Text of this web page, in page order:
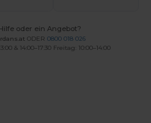
oder ein Angebot?
ODER0800 018 026
& 14:00–17:30 Freitag: 10:00–14:00